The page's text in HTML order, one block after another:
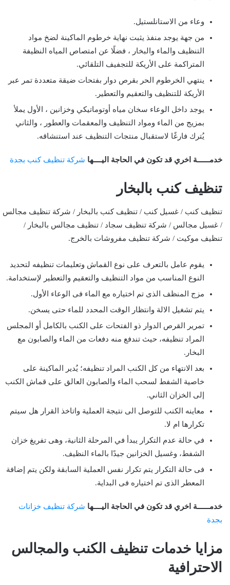
وعاء من الاستانلستيل.
من جهة يوجد منفذ يثبت نهاية خرطوم الماكينة لضخ مواد
التنظيف والماء والبخار ، فضلًا عن امتصاص المياه النظيفة
المتراكمة على الأريكة للتجفيف التلقائي.
ينتهي الخرطوم الحر بقرص دوار بفتحات ضيقة متعددة تمر عبر
الأريكة للتنظيف والتعقيم والتعطير.
يوجد داخل الوعاء سخان مياه أوتوماتيكي وخزانين ، الأول يملأ
بمزيج من الماء ومواد التنظيف والمعقمات والعطور ، والثاني
يُترك فارغًا لاستقبال منتجات التنظيف عند استنشاقه.
خدمــــــة اخري قد تكون في الحاجة اليــــها شركة تنظيف كنب بجدة
تنظيف كنب بالبخار
تنظيف كنب / غسيل كنب / تنظيف كنب بالبخار / شركة تنظيف مجالس
/ غسيل مجالس / شركة تنظيف سجاد / تنظيف مجالس بالبخار /
تنظيف موكيت / شركة تنظيف مفروشات بالخرج.
يقوم عامل بالتعرف على نوع القماش وتعليمات تنظيفه لتحديد
النوع المناسب من مواد التنظيف والتعقيم والتعطير لإستخدامة.
مزج المنظف الذى تم اختياره مع الماء فى الوعاء الأول.
يتم تشغيل الالة وانتظار الوقت المحدد للماء حتى يسخن.
تمرير القرص الدوار ذو الفتحات على الكنب بالكامل أو المجلس
المراد تنظيفه، حيث تندفع منه دفعات من الماء والصابون مع
البخار.
بعد الانتهاء من كل الكنب المراد تنظيفه؛ يُدير الماكينة على
خاصية الشفط لسحب الماء والصابون العالق على قماش الكنب
إلى الخزان الثاني.
معاينه الكنب للتوصل الى نتيجة العملية واتاخذ القرار هل سيتم
تكرارها ام لا.
في حالة عدم التكرار يبدأ في المرحلة الثانية، وهى تفريغ خزان
الشفط، وغسيل الخزانين جيدًا بالماء النظيف.
فى حالة التكرار يتم تكرار نفس العملية السابقة ولكن يتم إضافة
المعطر الذى تم اختياره فى البداية.
خدمــــــة اخري قد تكون في الحاجة اليــــها شركة تنظيف خزانات
بجدة
مزايا خدمات تنظيف الكنب والمجالس
الاحترافية